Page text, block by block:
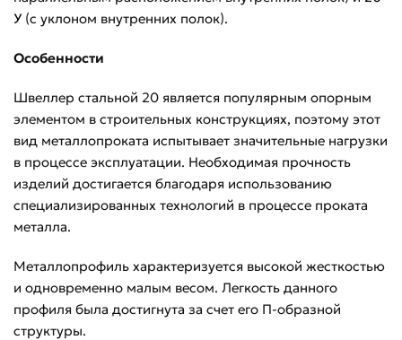
У(с уклоном внутренних полок).
Особенности
Швеллер стальной 20 является популярным опорным
элементом в строительных конструкциях, поэтому этот
вид металлопроката испытывает значительные нагрузки
в процессе эксплуатации. Необходимая прочность
изделий достигается благодаря использованию
специализированных технологий в процессе проката
металла.
Металлопрофиль характеризуется высокой жесткостью
и одновременно малым весом. Легкость данного
профиля была достигнута за счет его П-образной
структуры.